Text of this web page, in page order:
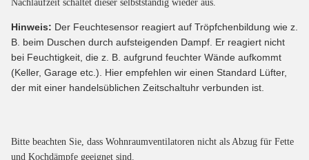
Nachlaufzeit schaltet dieser selbstständig wieder aus.
Hinweis: Der Feuchtesensor reagiert auf Tröpfchenbildung wie z.
B. beim Duschen durch aufsteigenden Dampf. Er reagiert nicht
bei Feuchtigkeit, die z. B. aufgrund feuchter Wände aufkommt
(Keller, Garage etc.). Hier empfehlen wir einen Standard Lüfter,
der mit einer handelsüblichen Zeitschaltuhr verbunden ist.
Bitte beachten Sie, dass Wohnraumventilatoren nicht als Abzug für Fette
und Kochdämpfe geeignet sind.